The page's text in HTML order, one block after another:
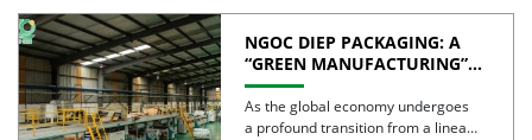
NGOC DIEP PACKAGING: A
“GREEN MANUFACTURING”
STRATEGY FOR A
SUSTAINABLE FUTURE
As the global economy undergoes
a profound transition from a linear